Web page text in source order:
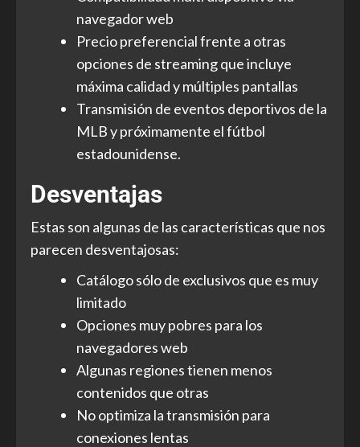
navegador web
Precio preferencial frente a otras
opciones de streaming que incluye
máxima calidad y múltiples pantallas
Transmisión de eventos deportivos de la
MLB y próximamente el fútbol
estadounidense.
Desventajas
Estas son algunas de las características que nos
parecen desventajosas:
Catálogo sólo de exclusivos que es muy
limitado
Opciones muy pobres para los
navegadores web
Algunas regiones tienen menos
contenidos que otras
No optimiza la transmisión para
conexiones lentas